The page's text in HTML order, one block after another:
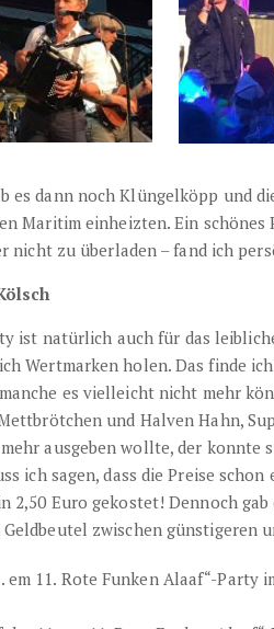
es dann noch Klüngelköpp und
Maritim einheizten. Ein schönes
nicht zu überladen – fand ich
ist natürlich auch für das
Wertmarken holen. Das finde
es vielleicht nicht mehr
und Halven Hahn,
ausgeben wollte, der konnte
ich sagen, dass die Preise
2,50 Euro gekostet! Dennoch gab
zwischen günstigeren